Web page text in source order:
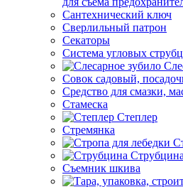
Сантехнический ключ
Сверлильный патрон
Секаторы
Система угловых
Совок садовый,
Средство для смазки,
Стамеска
Степлер
Стремянка
Струбцина
Съемник шкива